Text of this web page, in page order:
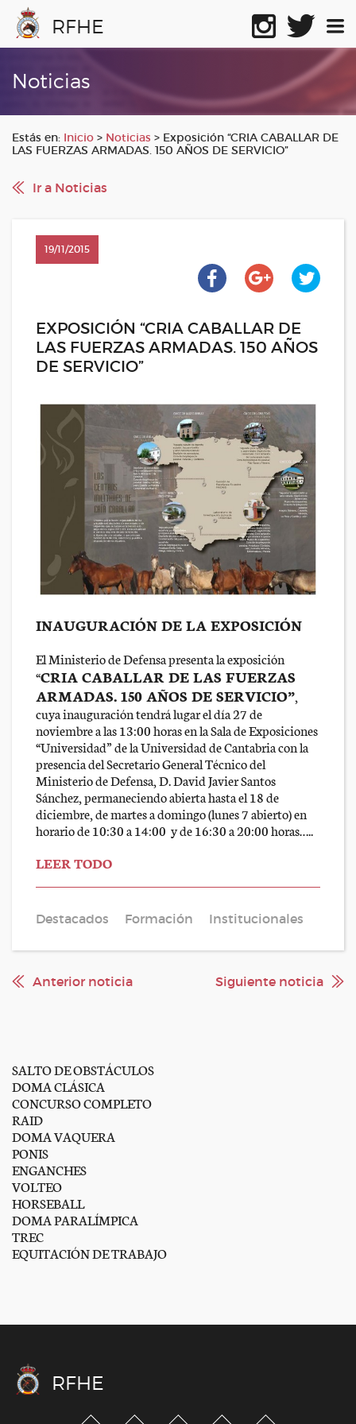
RFHE
Noticias
Estás en: Inicio > Noticias > Exposición “CRIA CABALLAR DE
LAS FUERZAS ARMADAS. 150 AÑOS DE SERVICIO”
Ir a Noticias
19/11/2015
EXPOSICIÓN “CRIA CABALLAR DE
LAS FUERZAS ARMADAS. 150 AÑOS
DE SERVICIO”
INAUGURACIÓN DE LA EXPOSICIÓN
El Ministerio de Defensa presenta la exposición
“CRIA CABALLAR DE LAS FUERZAS
ARMADAS. 150 AÑOS DE SERVICIO”
cuya inauguración tendrá lugar el día 27 de
noviembre a las 13:00 horas en la Sala de Exposiciones
“Universidad” de la Universidad de Cantabria con la
presencia del Secretario General Técnico del
Ministerio de Defensa, D. David Javier Santos
Sánchez, permaneciendo abierta hasta el 18 de
diciembre, de martes a domingo (lunes 7 abierto) en
horario de 10:30 a 14:00 y de 16:30 a 20:00 horas…..
LEER TODO
Destacados Formación Institucionales
Anterior noticia Siguiente noticia
SALTO DE OBSTÁCULOS
DOMA CLÁSICA
CONCURSO COMPLETO
RAID
DOMA VAQUERA
PONIS
ENGANCHES
VOLTEO
HORSEBALL
DOMA PARALÍMPICA
TREC
EQUITACIÓN DE TRABAJO
RFHE